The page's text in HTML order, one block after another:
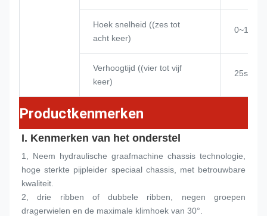
Hoek snelheid ((zes tot
acht keer)
0~12,0
Verhoogtijd ((vier tot vijf
keer)
25s
Productkenmerken
I. Kenmerken van het onderstel
1, Neem hydraulische graafmachine chassis technologie,
hoge sterkte pijpleider speciaal chassis, met betrouwbare
kwaliteit.
2, drie ribben of dubbele ribben, negen groepen
dragerwielen en de maximale klimhoek van 30°.